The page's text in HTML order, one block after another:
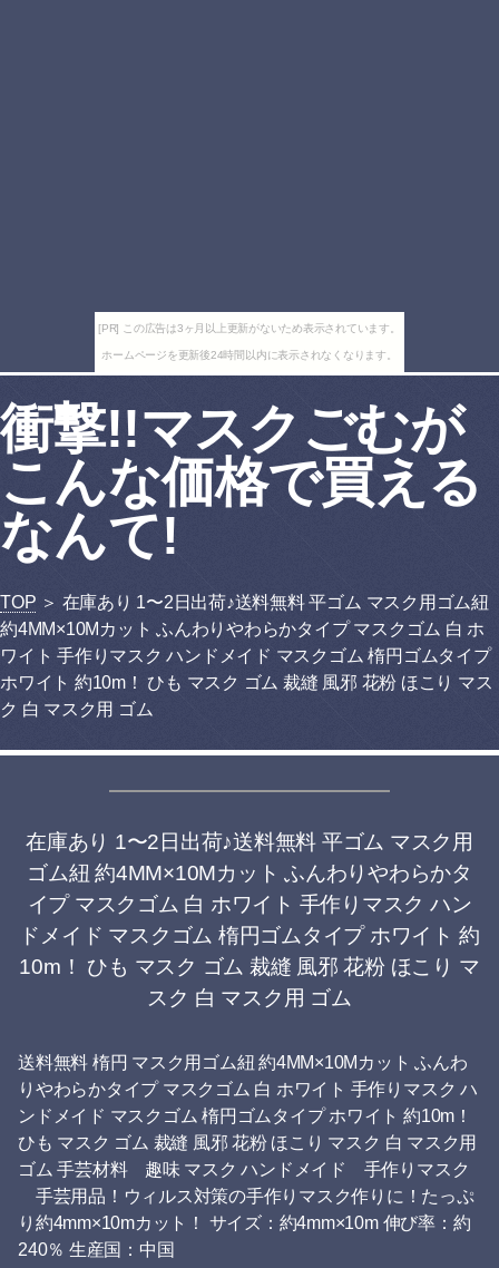
[PR] この広告は3ヶ月以上更新がないため表示されています。
ホームページを更新後24時間以内に表示されなくなります。
衝撃!!マスクごむが
こんな価格で買える
なんて!
TOP ＞ 在庫あり 1〜2日出荷♪送料無料 平ゴム マスク用ゴム紐
約4MM×10Mカット ふんわりやわらかタイプ マスクゴム 白 ホ
ワイト 手作りマスク ハンドメイド マスクゴム 楕円ゴムタイプ
ホワイト 約10m！ ひも マスク ゴム 裁縫 風邪 花粉 ほこり マス
ク 白 マスク用 ゴム
在庫あり 1〜2日出荷♪送料無料 平ゴム マスク用
ゴム紐 約4MM×10Mカット ふんわりやわらかタ
イプ マスクゴム 白 ホワイト 手作りマスク ハン
ドメイド マスクゴム 楕円ゴムタイプ ホワイト 約
10m！ ひも マスク ゴム 裁縫 風邪 花粉 ほこり マ
スク 白 マスク用 ゴム
送料無料 楕円 マスク用ゴム紐 約4MM×10Mカット ふんわ
りやわらかタイプ マスクゴム 白 ホワイト 手作りマスク ハ
ンドメイド マスクゴム 楕円ゴムタイプ ホワイト 約10m！
ひも マスク ゴム 裁縫 風邪 花粉 ほこり マスク 白 マスク用
ゴム 手芸材料 趣味 マスク ハンドメイド 手作りマスク
手芸用品！ウィルス対策の手作りマスク作りに！たっぷ
り約4mm×10mカット！ サイズ：約4mm×10m 伸び率：約
240％ 生産国：中国